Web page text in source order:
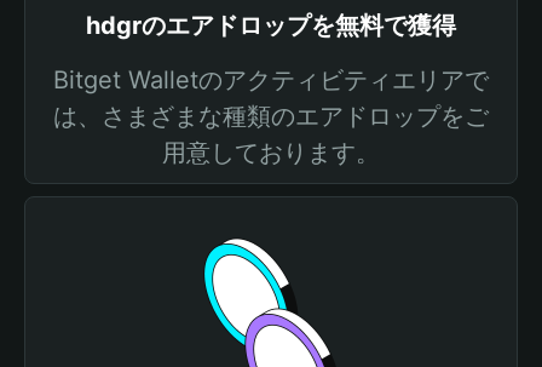
hdgrのエアドロップを無料で獲得
Bitget Walletのアクティビティエリアで
は、さまざまな種類のエアドロップをご
用意しております。